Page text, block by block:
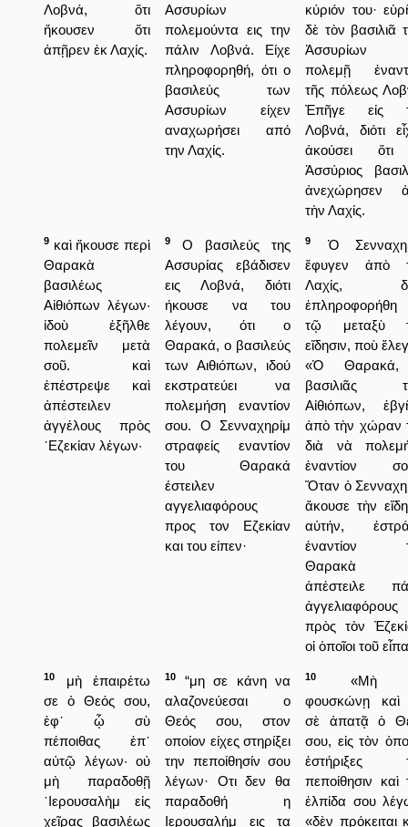
Λοβνά, ὅτι
ἤκουσεν ὅτι
ἀπῇρεν ἐκ Λαχίς.
Ασσυρίων
πολεμούντα εις την
πάλιν Λοβνά. Είχε
πληροφορηθή, ότι ο
βασιλεύς των
Ασσυρίων είχεν
αναχωρήσει από
την Λαχίς.
κύριόν του·
δὲ τὸν βασιλιᾶ
Ἀσσυρίων
πολεμῇ
τῆς πόλεως
Ἐπῆγε εἰς
Λοβνά, διότι
ἀκούσει
Ἀσσύριος
ἀνεχώρησεν
τὴν Λαχίς.
9 καὶ ἤκουσε περὶ
Θαρακὰ
βασιλέως
Αἰθιόπων λέγων·
ἰδοὺ ἐξῆλθε
πολεμεῖν μετὰ
σοῦ. καὶ
ἐπέστρεψε καὶ
ἀπέστειλεν
ἀγγέλους πρὸς
᾿Εζεκίαν λέγων·
9
Ο βασιλεύς της
Ασσυρίας εβάδισεν
εις Λοβνά, διότι
ήκουσε να του
λέγουν, ότι ο
Θαρακά, ο βασιλεύς
των Αιθιόπων, ιδού
εκστρατεύει να
πολεμήση εναντίον
σου. Ο Σενναχηρίμ
στραφείς εναντίον
του Θαρακά
έστειλεν
αγγελιαφόρους
προς τον Εζεκίαν
και του είπεν·
9
Ὁ
ἔφυγεν ἀπὸ
Λαχίς,
τῷ μεταξὺ
εἴδησιν, ποὺ
«Ὁ
βασιλιᾶς
Αἰθιόπων,
ἀπὸ τὴν χώραν
διὰ νὰ
ἐναντίον
Ὅταν ὁ
ἄκουσε τὴν
αὐτήν,
ἐναντίον
Θαρακὰ
ἀπέστειλε
ἀγγελιαφόρους
πρὸς τὸν
οἱ ὁποῖοι τοῦ
10
μὴ ἐπαιρέτω
σε ὁ Θεός σου,
ἐφ᾿ ᾧ σὺ
πέποιθας ἐπ᾿
αὐτῷ λέγων· οὐ
μὴ παραδοθῇ
῾Ιερουσαλὴμ εἰς
χεῖρας βασιλέως
10
“μη σε κάνη να
αλαζονεύεσαι ο
Θεός σου, στον
οποίον είχες στηρίξει
την πεποίθησίν σου
λέγων· Οτι δεν θα
παραδοθή η
Ιερουσαλήμ εις τα
10
«Μὴ
φουσκώνῃ καὶ
σὲ ἀπατᾷ ὁ
σου, εἰς τὸν
ἐστήριξες
πεποίθησιν καὶ
ἐλπίδα σου
«δὲν πρόκειται